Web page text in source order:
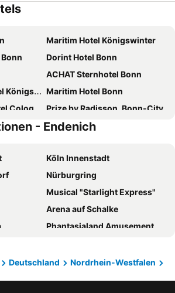
Maritim Hotel Königswinter
Dorint Hotel Bonn
ACHAT Sternhotel Bonn
Maritim Hotel Bonn
Airport
Prize by Radisson, Bonn-City
Honnef
Steigenberger Icon Grandhotel & Spa Petersberg
Airport
ibis Styles Cologne Airport Troisdorf
Dorint Venusberg Bonn
Insel Hotel
&REPEAT Köln Airport
Leonardo Hotel Köln Bonn Airport
City
ibis budget Bonn Sud Konigswinter
- Endenich
Köln Innenstadt
Nürburgring
Musical "Starlight Express"
Arena auf Schalke
Phantasialand Amusement Park
Messe Düsseldorf
Deutschland
Nordrhein-Westfalen